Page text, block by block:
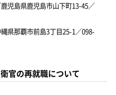
児島県鹿児島市山下町13-45／
県那覇市前島3丁目25-1／098-
官の再就職について